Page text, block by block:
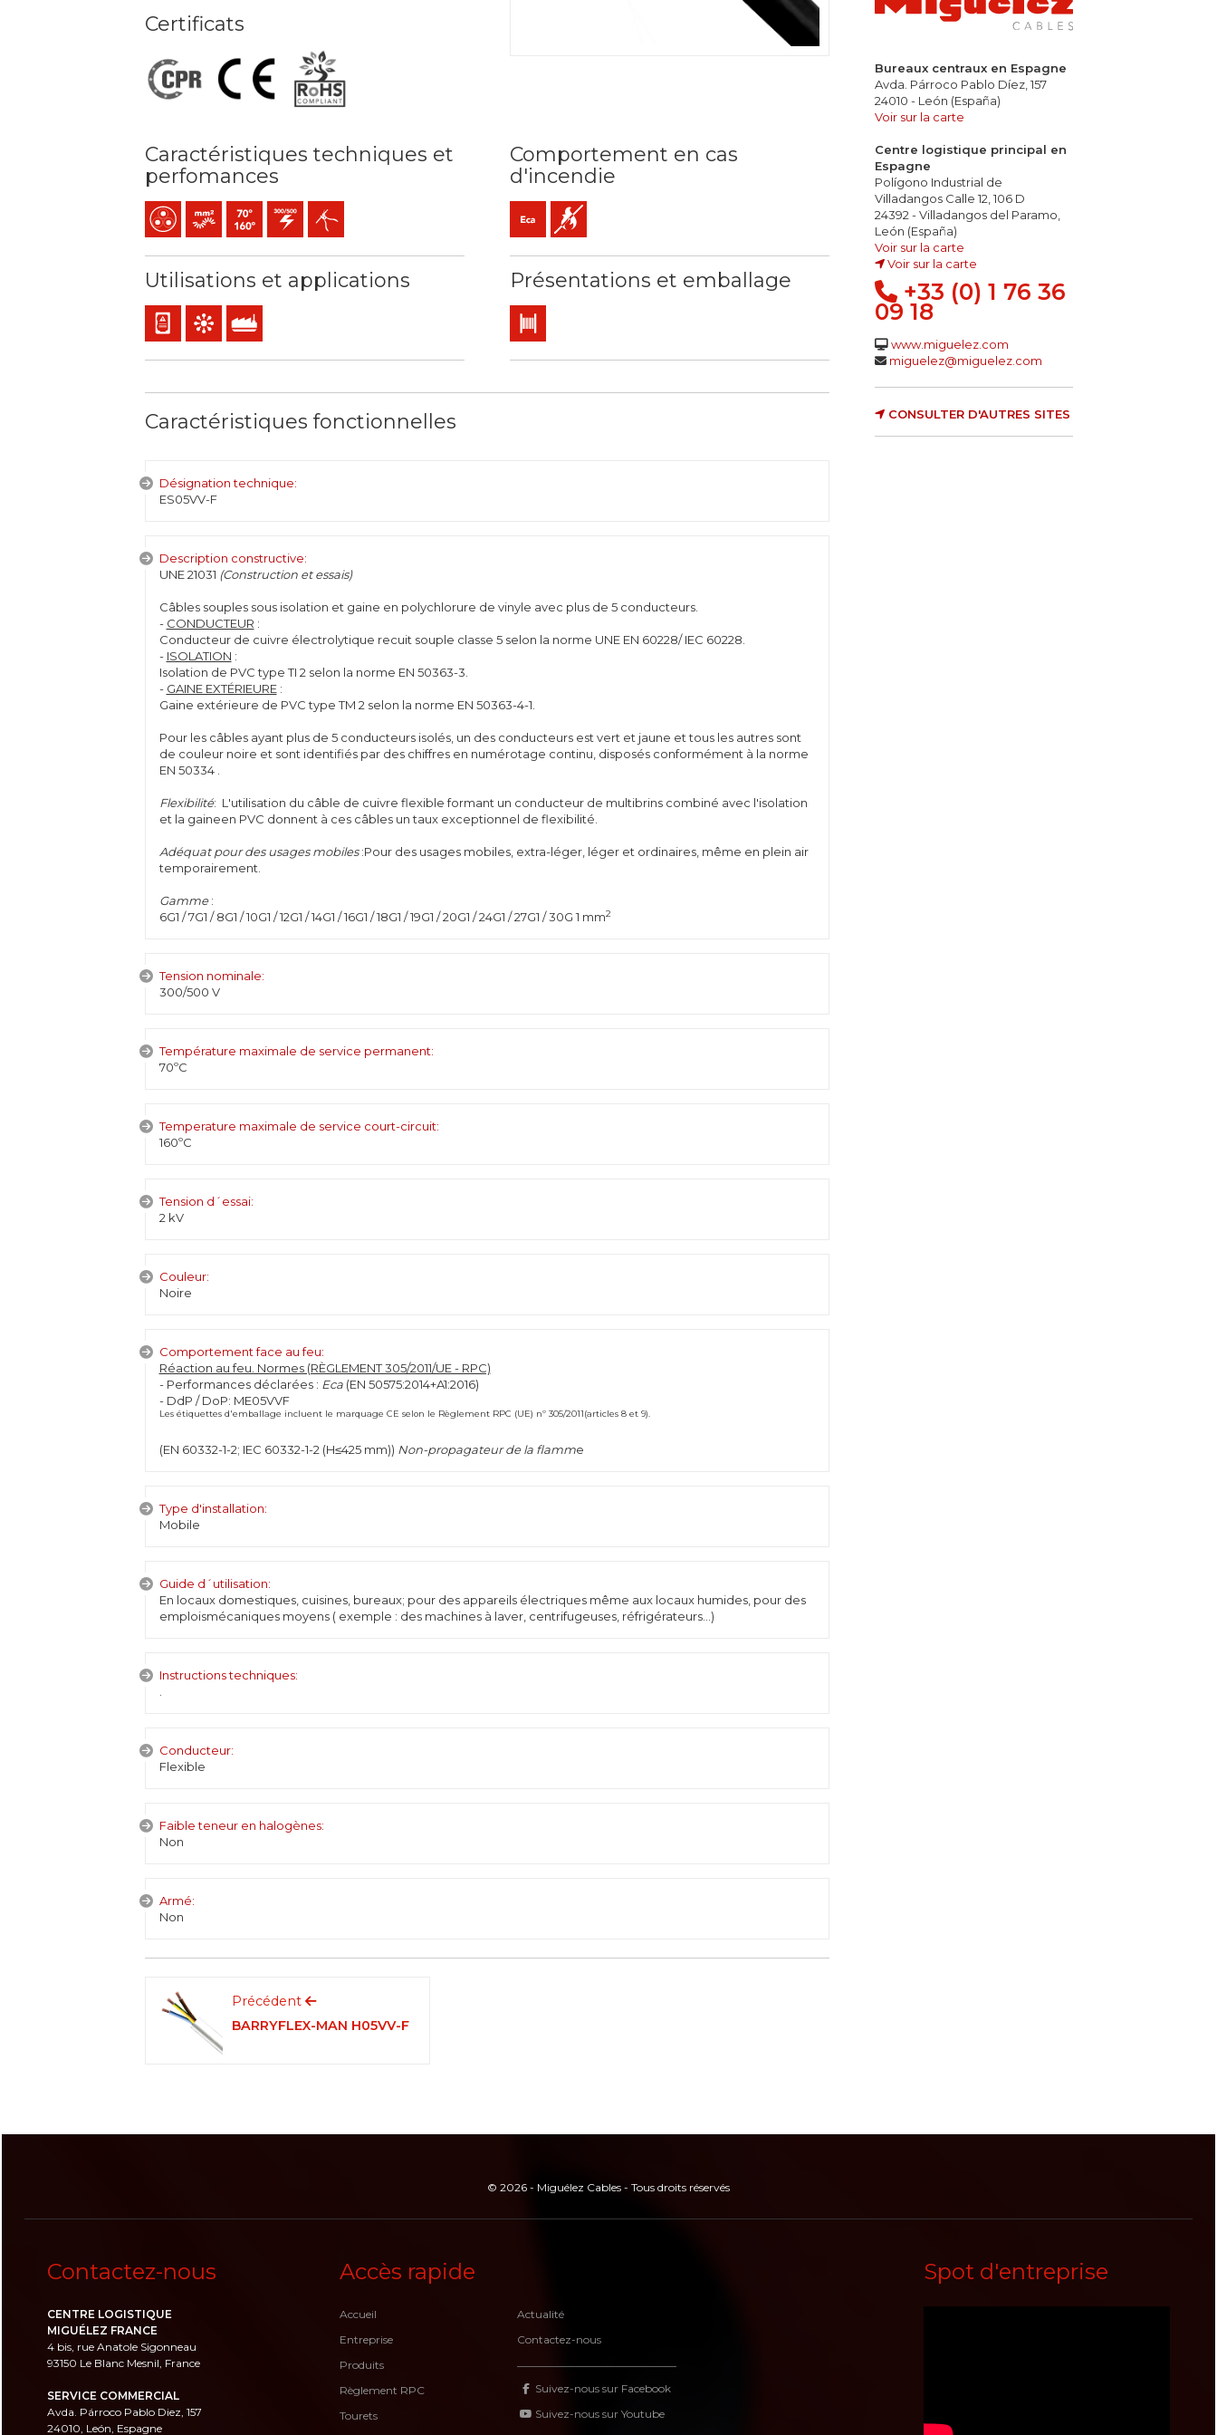
Certificats
Caractéristiques techniques et
perfomances
Multiconducteur
Âme - Souple (classe 5) mm2
Température maximale de service: 70ºC / 160ºC
300 / 500 V C.A.Facil dénudage
Comportement en cas
d'incendie
Eca (réaction au feu)
Non propagateur de la flamme
Utilisations et applications
Câblage du panneau et de l'appareil
Commande et contrôle
Utilisation industrielle
Présentations et emballage
Touret
Caractéristiques fonctionnelles
Désignation technique:
ES05VV-F
Description constructive:
UNE 21031 (Construction et essais)
Câbles souples sous isolation et gaine en polychlorure de vinyle avec plus de 5 conducteurs.
- CONDUCTEUR :
Conducteur de cuivre électrolytique recuit souple classe 5 selon la norme UNE EN 60228/ IEC 60228.
- ISOLATION :
Isolation de PVC type TI 2 selon la norme EN 50363-3.
- GAINE EXTÉRIEURE:
Gaine extérieure de PVC type TM 2 selon la norme EN 50363-4-1.
Pour les câbles ayant plus de 5 conducteurs isolés, un des conducteurs est vert et jaune et tous les autres sont
de couleur noire et sont identifiés par des chiffres en numérotage continu, disposés conformément à la norme
EN 50334 .
Flexibilité: L'utilisation du câble de cuivre flexible formant un conducteur de multibrins combiné avec l'isolation
et la gaineen PVC donnent à ces câbles un taux exceptionnel de flexibilité.
Adéquat pour des usages mobiles:Pour des usages mobiles, extra-léger, léger et ordinaires, même en plein air
temporairement.
Gamme:
6G1 / 7G1 / 8G1 / 10G1 / 12G1 / 14G1 / 16G1 / 18G1 / 19G1 / 20G1 / 24G1 / 27G1 / 30G 1 mm2
Tension nominale:
300/500 V
Température maximale de service permanent:
70ºC
Temperature maximale de service court-circuit:
160ºC
Tension d´essai:
2 kV
Couleur:
Noire
Comportement face au feu:
Réaction au feu. Normes (RÈGLEMENT 305/2011/UE - RPC)
- Performances déclarées : Eca(EN 50575:2014+A1:2016)
- DdP / DoP: ME05VVF
Les étiquettes d'emballage incluent le marquage CE selon le Règlement RPC (UE) nº 305/2011(articles 8 et 9).
(EN 60332-1-2; IEC 60332-1-2 (H≤425 mm)) Non-propagateur de la flamme
Type d'installation:
Mobile
Guide d´utilisation:
En locaux domestiques, cuisines, bureaux; pour des appareils électriques même aux locaux humides, pour des
emploismécaniques moyens ( exemple : des machines à laver, centrifugeuses, réfrigérateurs...)
Instructions techniques:
Conducteur:
Flexible
Faible teneur en halogènes:
Non
Armé:
Non
Précédent
BARRYFLEX-MAN H05VV-F
Bureaux centraux en Espagne
Avda. Párroco Pablo Díez, 157
24010 - León (España)
Voir sur la carte
Centre logistique principal en
Espagne
Polígono Industrial de
Villadangos Calle 12, 106 D
24392 - Villadangos del Paramo,
León (España)
Voir sur la carte
Voir sur la carte
+33 (0) 1 76 36
09 18
www.miguelez.com
miguelez@miguelez.com
CONSULTER D'AUTRES SITES
© 2026 - Miguélez Cables - Tous droits réservés
Contactez-nous
CENTRE LOGISTIQUE
MIGUÉLEZ FRANCE
4 bis, rue Anatole Sigonneau
93150 Le Blanc Mesnil, France
SERVICE COMMERCIAL
Avda. Párroco Pablo Diez, 157
24010, León, Espagne
Accès rapide
Accueil
Entreprise
Produits
Règlement RPC
Tourets
Actualité
Contactez-nous
Suivez-nous sur Facebook
Suivez-nous sur Youtube
Spot d'entreprise